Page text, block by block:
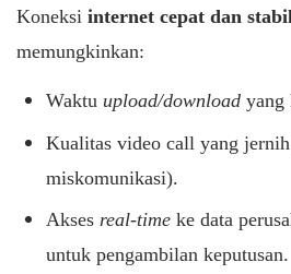
Koneksi internet cepat dan stabil
memungkinkan:
Waktu upload/download yang
Kualitas video call yang
miskomunikasi).
Akses real-time ke data
untuk pengambilan keputusan.